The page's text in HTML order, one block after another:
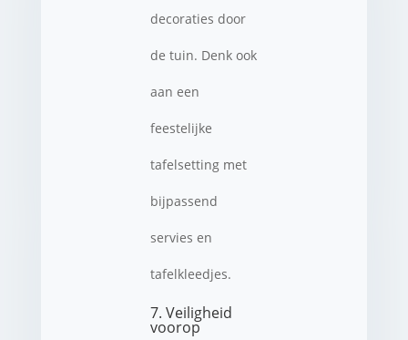
decoraties door
de tuin. Denk ook
aan een
feestelijke
tafelsetting met
bijpassend
servies en
tafelkleedjes.
7. Veiligheid
voorop